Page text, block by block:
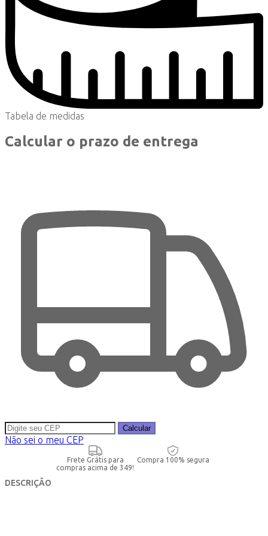
Tabela de medidas
Calcular o prazo de entrega
Calcular
Não sei o meu CEP
Frete Grátis para
compras acima de 349!
Compra 100% segura
DESCRIÇÃO